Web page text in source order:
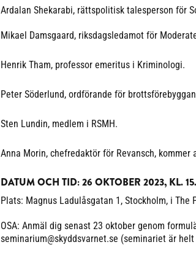
Ardalan Shekarabi, rättspolitisk talesperson för
Mikael Damsgaard, riksdagsledamot för
Henrik Tham, professor emeritus i Kriminologi.
Peter Söderlund, ordförande för
Sten Lundin, medlem i RSMH.
Anna Morin, chefredaktör för Revansch,
DATUM OCH TID: 26 OKTOBER 2023, KL.
Plats: Magnus Ladulåsgatan 1, Stockholm, i The
OSA: Anmäl dig senast 23 oktober genom
seminarium@skyddsvarnet.se (seminariet är